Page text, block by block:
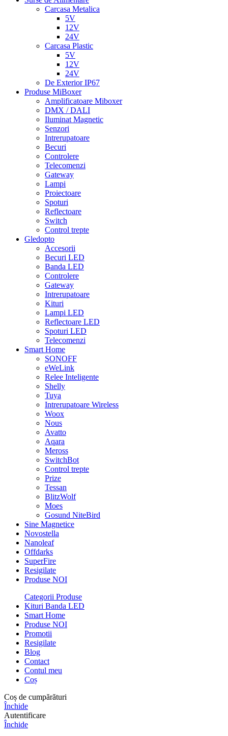
Carcasa Metalica
5V
12V
24V
Carcasa Plastic
5V
12V
24V
De Exterior IP67
Produse MiBoxer
Amplificatoare Miboxer
DMX / DALI
Iluminat Magnetic
Senzori
Intrerupatoare
Becuri
Controlere
Telecomenzi
Gateway
Lampi
Proiectoare
Spoturi
Reflectoare
Switch
Control trepte
Gledopto
Accesorii
Becuri LED
Banda LED
Controlere
Gateway
Intrerupatoare
Kituri
Lampi LED
Reflectoare LED
Spoturi LED
Telecomenzi
Smart Home
SONOFF
eWeLink
Relee Inteligente
Shelly
Tuya
Intrerupatoare Wireless
Woox
Nous
Avatto
Aqara
Meross
SwitchBot
Control trepte
Prize
Tessan
BlitzWolf
Moes
Gosund NiteBird
Sine Magnetice
Novostella
Nanoleaf
Offdarks
SuperFire
Resigilate
Produse NOI
Categorii Produse
Kituri Banda LED
Smart Home
Produse NOI
Promotii
Resigilate
Blog
Contact
Contul meu
Coș
Coș de cumpărături
Închide
Autentificare
Închide